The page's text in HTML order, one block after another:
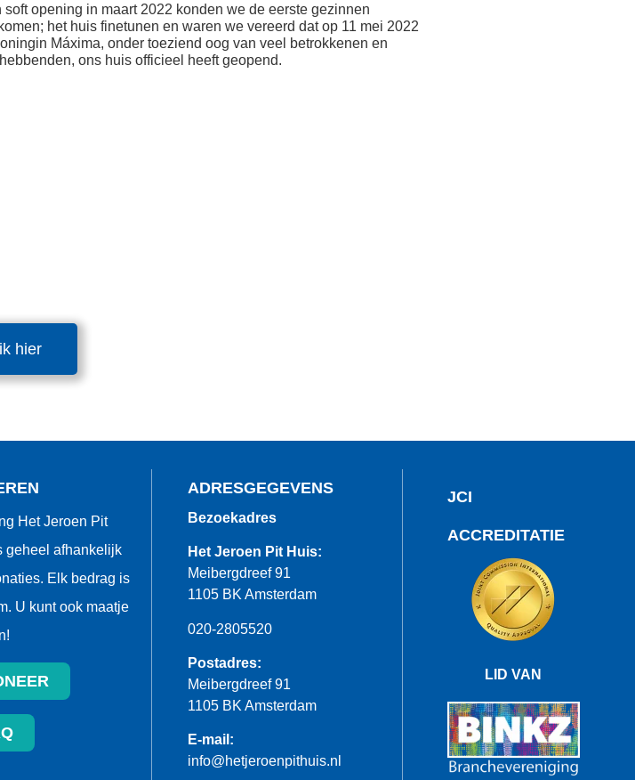
soft opening in maart 2022 konden we de eerste gezinnen
het huis finetunen en waren we vereerd dat op 11 mei 2022
Máxima, onder toeziend oog van veel betrokkenen en
ons huis officieel heeft geopend.
hier
Het Jeroen Pit
geheel afhankelijk
Elk bedrag is
U kunt ook maatje
ADRESGEGEVENS
Bezoekadres
Het Jeroen Pit Huis:
Meibergdreef 91
1105 BK Amsterdam
020-2805520
Postadres:
Meibergdreef 91
1105 BK Amsterdam
E-mail:
info@hetjeroenpithuis.nl
JCI
ACCREDITATIE
LID VAN